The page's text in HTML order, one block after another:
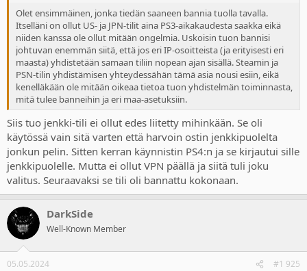
Olet ensimmäinen, jonka tiedän saaneen bannia tuolla tavalla.
Itselläni on ollut US- ja JPN-tilit aina PS3-aikakaudesta saakka eikä
niiden kanssa ole ollut mitään ongelmia. Uskoisin tuon bannisi
johtuvan enemmän siitä, että jos eri IP-osoitteista (ja erityisesti eri
maasta) yhdistetään samaan tiliin nopean ajan sisällä. Steamin ja
PSN-tilin yhdistämisen yhteydessähän tämä asia nousi esiin, eikä
kenelläkään ole mitään oikeaa tietoa tuon yhdistelmän toiminnasta,
mitä tulee banneihin ja eri maa-asetuksiin.
Siis tuo jenkki-tili ei ollut edes liitetty mihinkään. Se oli
käytössä vain sitä varten että harvoin ostin jenkkipuolelta
jonkun pelin. Sitten kerran käynnistin PS4:n ja se kirjautui sille
jenkkipuolelle. Mutta ei ollut VPN päällä ja siitä tuli joku
valitus. Seuraavaksi se tili oli bannattu kokonaan.
DarkSide
Well-Known Member
05.05.2024 #1 925